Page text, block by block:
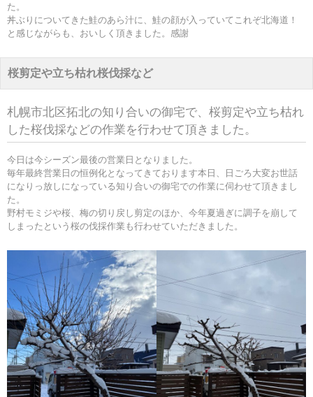
た。
丼ぶりについてきた鮭のあら汁に、鮭の顔が入っていてこれぞ北海道！
と感じながらも、おいしく頂きました。感謝
桜剪定や立ち枯れ桜伐採など
札幌市北区拓北の知り合いの御宅で、桜剪定や立ち枯れ
した桜伐採などの作業を行わせて頂きました。
今日は今シーズン最後の営業日となりました。
毎年最終営業日の恒例化となってきております本日、日ごろ大変お世話
になりっ放しになっている知り合いの御宅での作業に伺わせて頂きまし
た。
野村モミジや桜、梅の切り戻し剪定のほか、今年夏過ぎに調子を崩して
しまったという桜の伐採作業も行わせていただきました。